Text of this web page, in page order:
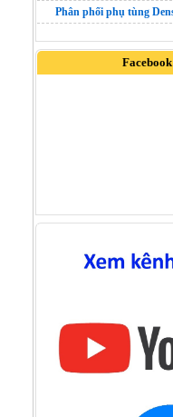
Phân phối phụ tùng